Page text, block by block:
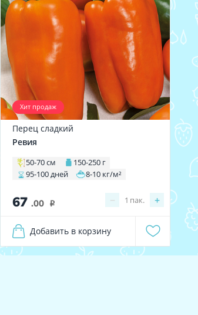
Хит продаж
Перец сладкий
Ревия
50-70 см
150-250 г
95-100 дней
8-10 кг/м²
67 .00 i − +
1 пак.
Добавить в корзину